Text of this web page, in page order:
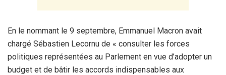
En le nommant le 9 septembre, Emmanuel Macron avait
chargé Sébastien Lecornu de « consulter les forces
politiques représentées au Parlement en vue d’adopter un
budget et de bâtir les accords indispensables aux